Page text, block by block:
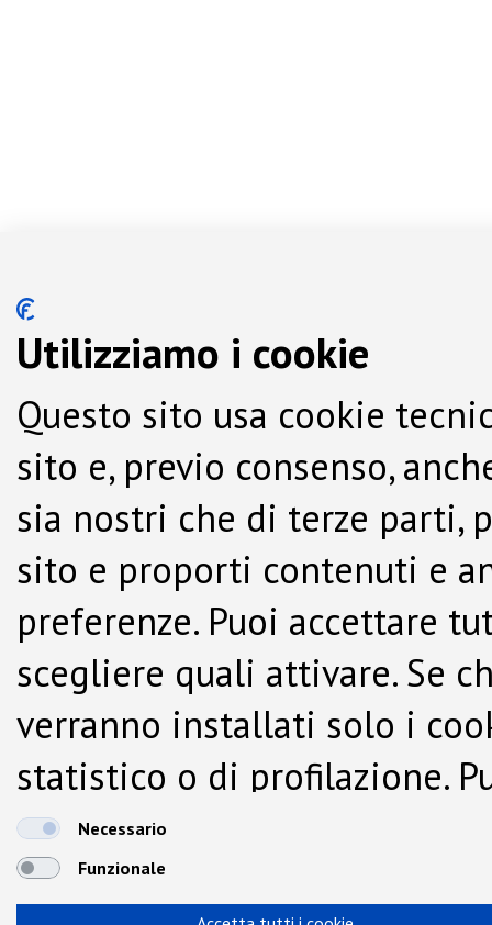
Utilizziamo i cookie
Questo sito usa cookie
sito e, previo consenso,
sia nostri che di terze parti,
sito e proporti contenuti e
preferenze. Puoi accettare
scegliere quali attivare. Se
verranno installati solo i
statistico o di profilazione.
dalla Cookie Policy.
Necessario
Funzionale